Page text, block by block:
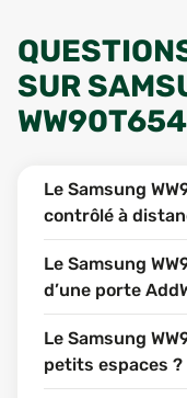
SUR
Le Samsung
contrôlé à
Le Samsung
d’une porte
Le Samsung
petits espaces ?